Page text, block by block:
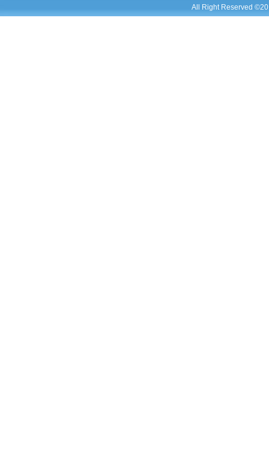
All Right Reserved